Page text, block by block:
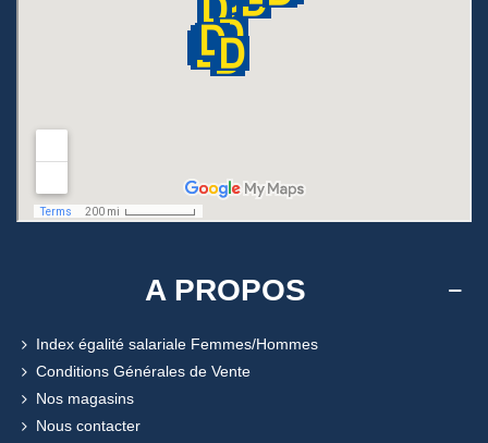
A PROPOS
Index égalité salariale Femmes/Hommes
Conditions Générales de Vente
Nos magasins
Nous contacter